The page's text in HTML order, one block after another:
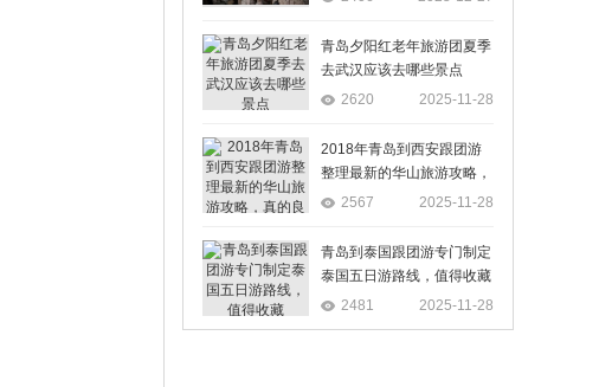
青岛夕阳红老年旅游团夏季
去武汉应该去哪些景点
2620
2025-11-28
2018年青岛到西安跟团游
整理最新的华山旅游攻略，
真的良心推荐，值得观看
2567 2025-11-28
青岛到泰国跟团游专门制定
泰国五日游路线，值得收藏
2481
2025-11-28